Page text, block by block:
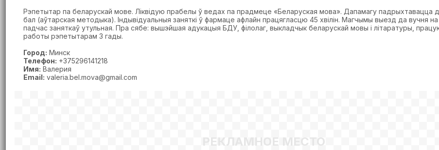
Рэпетытар па беларускай мове. Ліквідую прабелы ў ведах па прадмеце «Беларуская мова». Дапамагу
бал (аўтарская методыка). Індывідуальныя заняткі ў фармаце афлайн працягласцю 45 хвілін. Магчымы выезд да вучня
падчас заняткаў утульная. Пра сябе: вышэйшая адукацыя БДУ, філолаг, выкладчык беларускай мовы і літаратуры,
работы рэпетытарам 3 гады.
Город: Минск
Телефон: +375296141218
Имя: Валерия
Email: valeria.bel.mova@gmail.com
РЕКЛАМНОЕ МЕСТО